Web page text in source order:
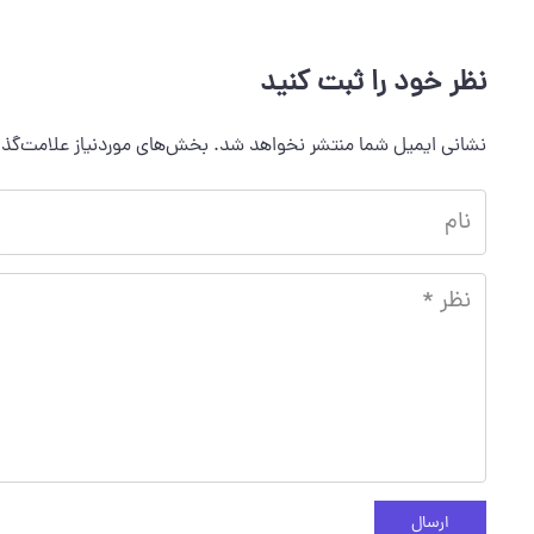
نظر خود را ثبت کنید
نشانی ایمیل شما منتشر نخواهد شد. بخش‌های موردنیاز
ارسال